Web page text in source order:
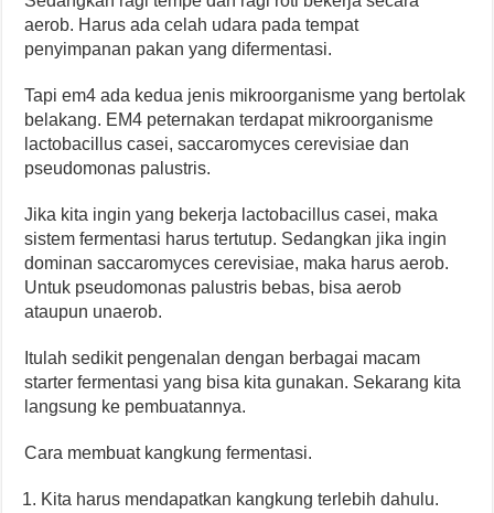
aerob. Harus ada celah udara pada tempat
penyimpanan pakan yang difermentasi.
Tapi em4 ada kedua jenis mikroorganisme yang bertolak
belakang. EM4 peternakan terdapat mikroorganisme
lactobacillus casei, saccaromyces cerevisiae dan
pseudomonas palustris.
Jika kita ingin yang bekerja lactobacillus casei, maka
sistem fermentasi harus tertutup. Sedangkan jika ingin
dominan saccaromyces cerevisiae, maka harus aerob.
Untuk pseudomonas palustris bebas, bisa aerob
ataupun unaerob.
Itulah sedikit pengenalan dengan berbagai macam
starter fermentasi yang bisa kita gunakan. Sekarang kita
langsung ke pembuatannya.
Cara membuat kangkung fermentasi.
Kita harus mendapatkan kangkung terlebih dahulu.